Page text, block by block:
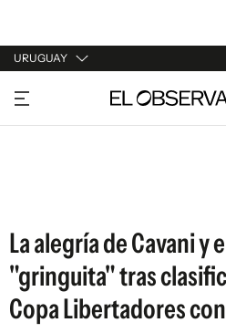
URUGUAY
URUGUAY
ARGENTINA
La alegría de Cavani y
"gringuita" tras
Copa Libertadores